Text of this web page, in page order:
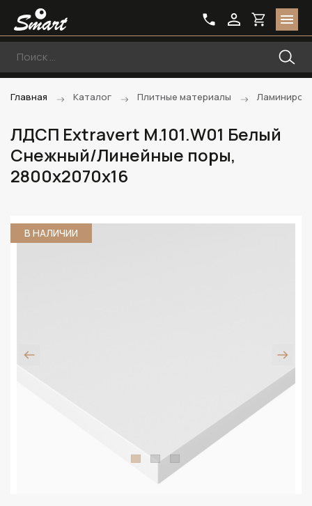
Главная Каталог Плитные материалы
ЛДСП Extravert M.101.W01 Белый
Снежный/Линейные поры,
2800х2070х16
В НАЛИЧИИ